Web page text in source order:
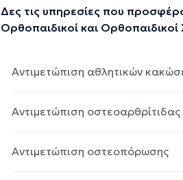
Δες τις υπηρεσίες που
Ορθοπαιδικοί και Ορθοπαιδικοί
Αντιμετώπιση αθλητικών
Αντιμετώπιση οστεοαρθρίτιδας
Αντιμετώπιση οστεοπόρωσης